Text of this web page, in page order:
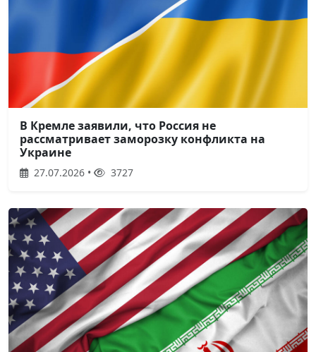
В Кремле заявили, что Россия не
рассматривает заморозку конфликта на
Украине
27.07.2026 • 3727